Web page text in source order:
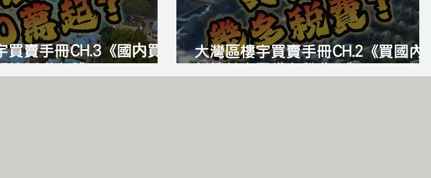
買賣手冊CH.3《國内買
大灣區樓宇買賣手冊CH.2《買國內